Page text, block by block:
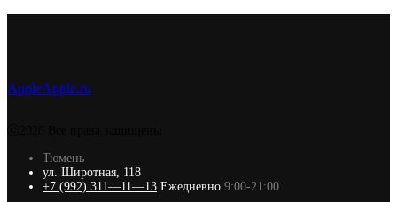
AppleApple.ru
Тюмень
ул. Широтная, 118
+7 (992) 311—11—13 Ежедневно 9:00-21:00